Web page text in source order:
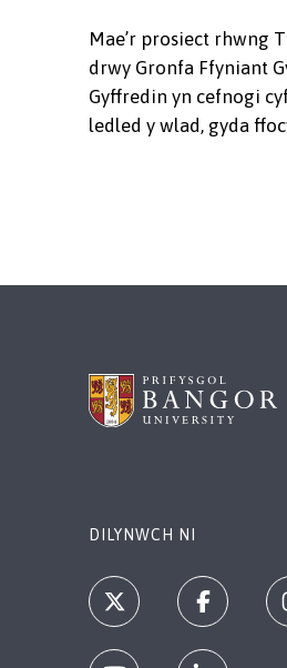
Mae’r prosiect rhwng
drwy Gronfa Ffyniant
Gyffredin yn cefnogi
ledled y wlad, gyda
DILYNWCH NI